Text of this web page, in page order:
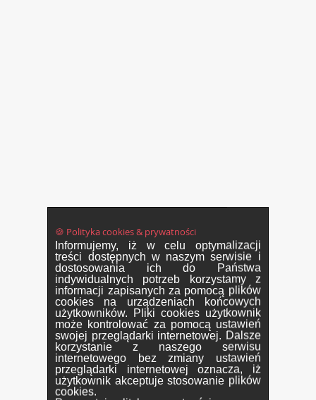
🍪 Polityka cookies & prywatności
Informujemy, iż w celu optymalizacji
treści dostępnych w naszym serwisie i
dostosowania ich do Państwa
indywidualnych potrzeb korzystamy z
informacji zapisanych za pomocą plików
cookies na urządzeniach końcowych
użytkowników. Pliki cookies użytkownik
może kontrolować za pomocą ustawień
swojej przeglądarki internetowej. Dalsze
korzystanie z naszego serwisu
internetowego bez zmiany ustawień
przeglądarki internetowej oznacza, iż
użytkownik akceptuje stosowanie plików
cookies.